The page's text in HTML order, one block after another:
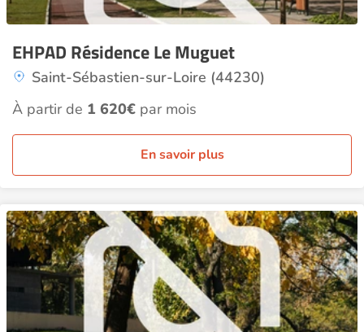
EHPAD Résidence Le Muguet
Saint-Sébastien-sur-Loire (44230)
À partir de 1 620€ par mois
En savoir plus